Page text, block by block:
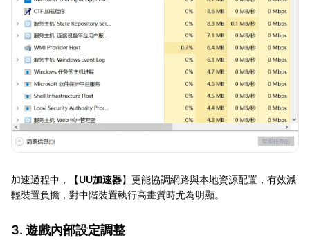
加速過程中，【UU加速器】更能協調網路與本地資源配置，有效減
輕裝置負擔，對中階裝置執行高畫質時尤為明顯。
3. 遊戲內部設定調整